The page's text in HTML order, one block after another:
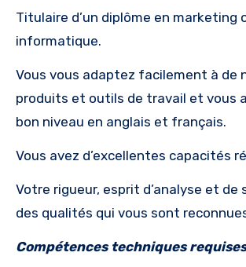
Titulaire d’un diplôme en marketing
informatique.
Vous vous adaptez facilement à de
produits et outils de travail et vous
bon niveau en anglais et français.
Vous avez d’excellentes capacités
Votre rigueur, esprit d’analyse et
des qualités qui vous sont
Compétences techniques